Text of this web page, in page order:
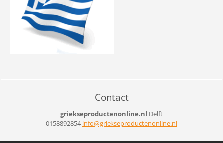
Contact
griekseproductenonline.nl Delft
0158892854info@griekseproductenonline.nl